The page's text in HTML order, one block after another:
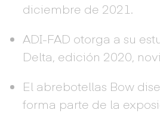
diciembre de 2021.
ADI-FAD otorga a su
Delta, edición 2020,
El abrebotellas Bow
forma parte de la